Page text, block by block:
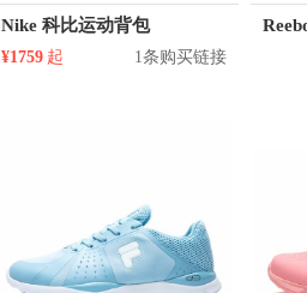
Nike 科比运动背包
¥1759 起 1条购买链接